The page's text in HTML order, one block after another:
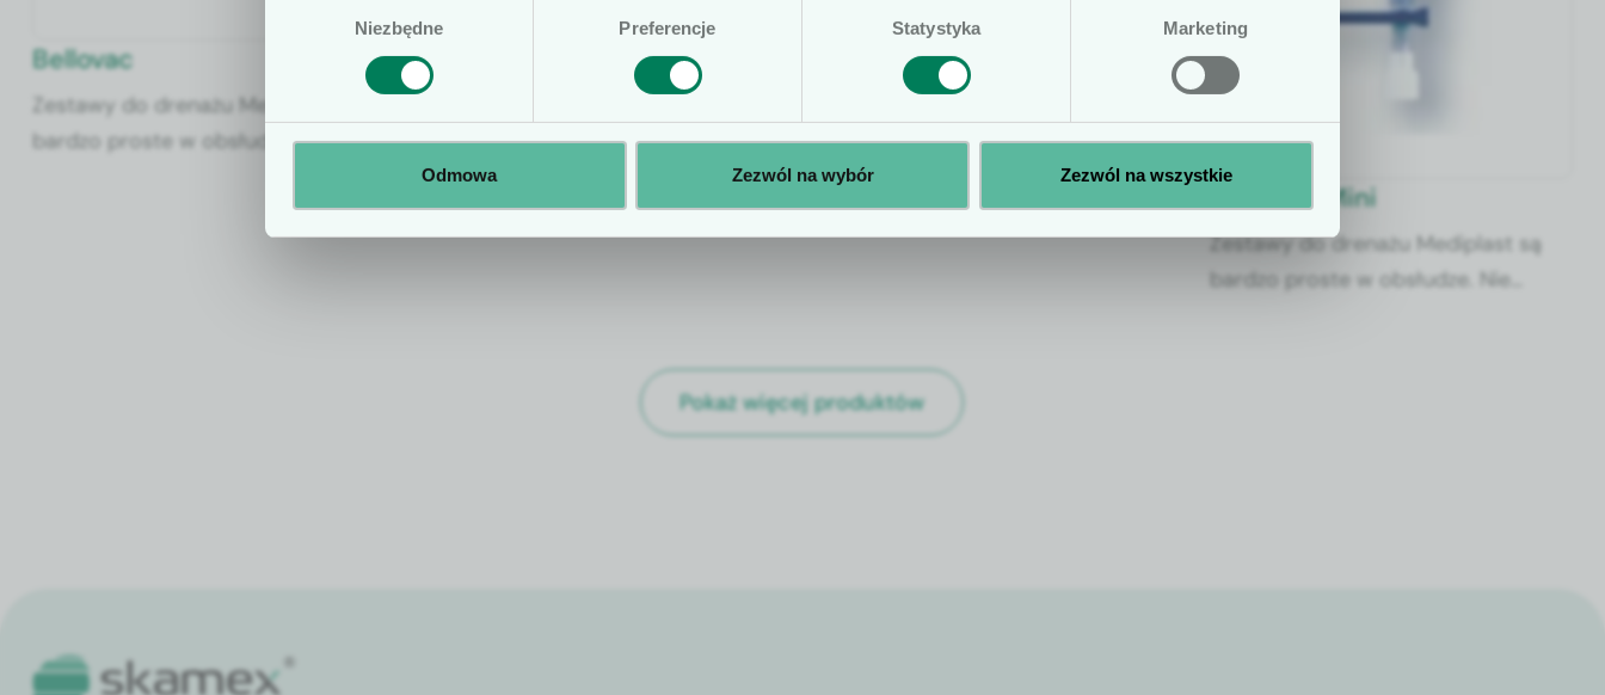
Niezbędne Preferencje Statystyka Marketing
Odmowa Zezwól na wybór Zezwól na wszystkie
Bellovac
Zestawy do drenażu Mediplast są
bardzo proste w obsłudze. Nie
Zamknięty systemem do
niskociśnieniowego drenażu ran
Exudrain Mini
Zestawy do drenażu Mediplast są
bardzo proste w obsłudze. Nie
Pokaż więcej produktów
Tak